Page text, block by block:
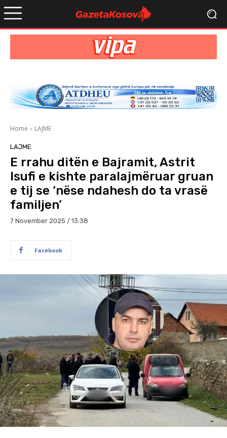
Home LAJME
LAJME
E rrahu ditën e Bajramit, Astrit
Isufi e kishte paralajmëruar gruan
e tij se ‘nëse ndahesh do ta vrasë
familjen’
7 November 2025 / 13:38
Facebook